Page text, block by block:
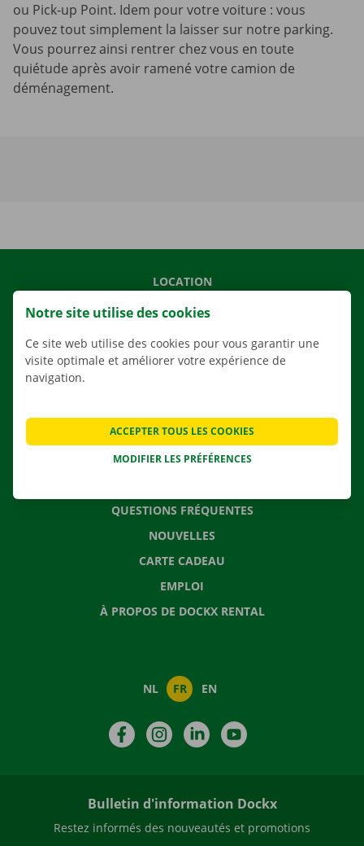
ou Pick-up Point. Idem pour votre voiture : vous
pouvez tout simplement la laisser sur notre parking.
Vous pourrez ainsi rentrer chez vous en toute
quiétude après avoir ramené votre camion de
déménagement.
LOCATION
NOS VÉHICULES
AGENCES
QUESTIONS FRÉQUENTES
NOUVELLES
CARTE CADEAU
EMPLOI
À PROPOS DE DOCKX RENTAL
NL FR EN
FacebookInstagramLinkedIn
Bulletin d'information Dockx
Restez informés des nouveautés et promotions
Notre site utilise des cookies
Ce site web utilise des cookies pour vous garantir une
visite optimale et améliorer votre expérience de
navigation.
MODIFIER LES PRÉFÉRENCES
ACCEPTER TOUS LES COOKIES